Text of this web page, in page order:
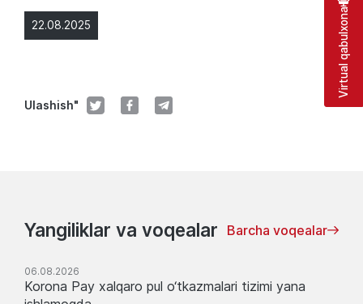
22.08.2025
Ulashish"
Yangiliklar va voqealar Barcha voqealar
06.08.2026
Korona Pay xalqaro pul o‘tkazmalari tizimi yana
Virtual qabulxona